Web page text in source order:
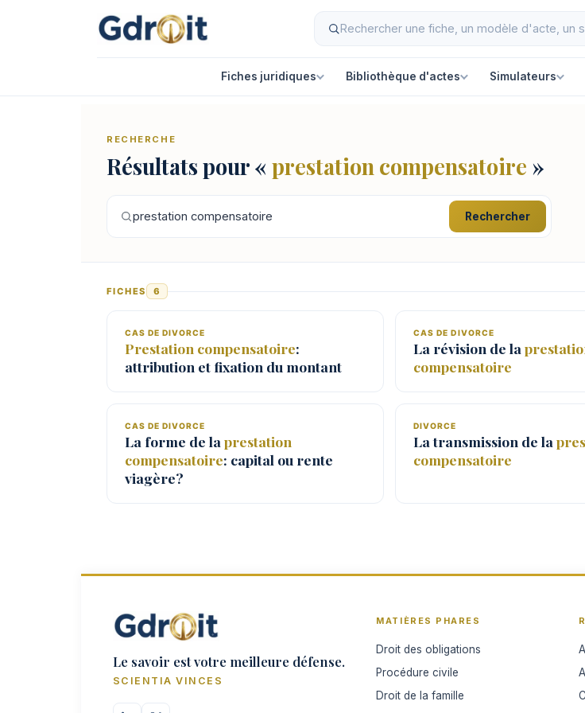
Fiches juridiques Bibliothèque d'actes Simulateurs
RECHERCHE
Résultats pour « prestation compensatoire »
Rechercher
FICHES 6
CAS DE DIVORCE
Prestation compensatoire:
attribution et fixation du montant
CAS DE DIVORCE
La révision de la
compensatoire
CAS DE DIVORCE
La forme de la prestation
compensatoire: capital ou rente
viagère?
DIVORCE
La transmission de la
compensatoire
Le savoir est votre meilleure défense.
SCIENTIA VINCES
MATIÈRES PHARES
Droit des obligations
Procédure civile
Droit de la famille